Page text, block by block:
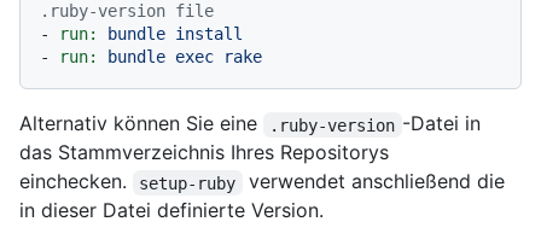
.ruby-version file
-
run: bundle install
-
run: bundle exec rake
Alternativ können Sie eine .ruby-version -Datei in
das Stammverzeichnis Ihres Repositorys
einchecken.
setup-ruby
verwendet anschließend die
in dieser Datei definierte Version.